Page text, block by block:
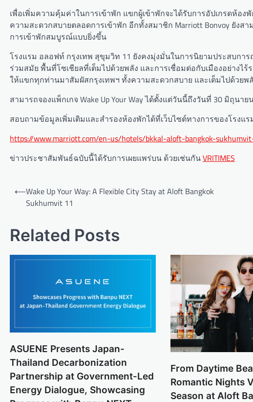
เพื่อเพิ่มความคุ้มค่าในการเข้าพัก แขกผู้เข้าพักจะได้รับการอัปเกรดห้อ
ความสะดวกสบายตลอดการเข้าพัก อีกทั้งสมาชิก Marriott Bonvoy ยัง
การเข้าพักสมบูรณ์แบบยิ่งขึ้น
โรงแรม อลอฟท์ กรุงเทพ สุขุมวิท 11 ยังคงมุ่งมั่นในการนิยามประสบก
ร่วมสมัย พื้นที่โซเชียลที่เต็มไปด้วยพลัง และการเชื่อมต่อกับเมืองอย่างไร้
ให้แขกทุกท่านมาสัมผัสกรุงเทพฯ ทั้งความสะดวกสบาย และเต็มไปด้วยพ
สามารถจองแพ็กเกจ Wake Up Your Way ได้ตั้งแต่วันนี้ถึงวันที่ 30 มิถุน
สอบถามข้อมูลเพิ่มเติมและสำรองห้องพักได้ที่เว็บไซต์ทางการของโรงแร
https://www.marriott.com/en-us/hotels/bkkal-aloft-bangkok-
ข่าวประชาสัมพันธ์ฉบับนี้ได้รับการเผยแพร่บน ด้วยเช่นกันVRITIMES
t
a
i
o
n
⟵Wake Up Your Way: A Flexible City Stay at Aloft Bangkok
Sukhumvit 11
Related Posts
ASUENE Presents Japan-
Thailand Decarbonization
Partnership at Government-Led
Energy Dialogue, Showcasing
From Daytime
Romantic Nights
Season at Aloft